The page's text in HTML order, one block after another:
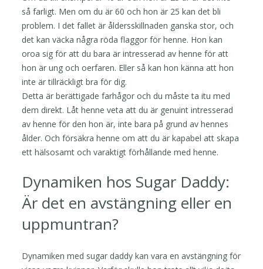
så farligt. Men om du är 60 och hon är 25 kan det bli
problem. I det fallet är åldersskillnaden ganska stor, och
det kan väcka några röda flaggor för henne. Hon kan
oroa sig för att du bara är intresserad av henne för att
hon är ung och oerfaren. Eller så kan hon känna att hon
inte är tillräckligt bra för dig.
Detta är berättigade farhågor och du måste ta itu med
dem direkt. Låt henne veta att du är genuint intresserad
av henne för den hon är, inte bara på grund av hennes
ålder. Och försäkra henne om att du är kapabel att skapa
ett hälsosamt och varaktigt förhållande med henne.
Dynamiken hos Sugar Daddy:
Är det en avstängning eller en
uppmuntran?
Dynamiken med sugar daddy kan vara en avstängning för